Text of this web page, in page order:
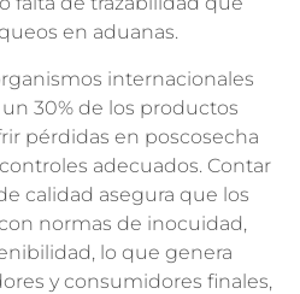
en aduanas.
internacionales
30% de los productos
pérdidas en poscosecha
adecuados. Contar
calidad asegura que los
normas de inocuidad,
lo que genera
y consumidores finales,